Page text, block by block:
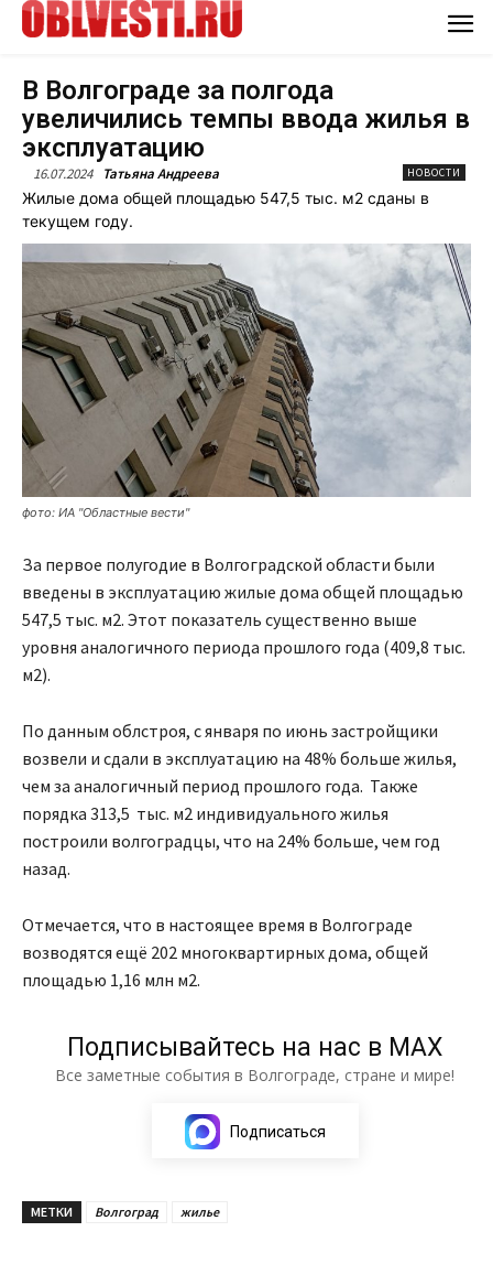
В Волгограде за полгода
увеличились темпы ввода жилья в
эксплуатацию
16.07.2024 Татьяна Андреева НОВОСТИ
Жилые дома общей площадью 547,5 тыс. м2 сданы в
текущем году.
фото: ИА "Областные вести"
За первое полугодие в Волгоградской области были
введены в эксплуатацию жилые дома общей площадью
547,5 тыс. м2. Этот показатель существенно выше
уровня аналогичного периода прошлого года (409,8 тыс.
м2).
По данным облстроя, с января по июнь застройщики
возвели и сдали в эксплуатацию на 48% больше жилья,
чем за аналогичный период прошлого года. Также
порядка 313,5 тыс. м2 индивидуального жилья
построили волгоградцы, что на 24% больше, чем год
назад.
Отмечается, что в настоящее время в Волгограде
возводятся ещё 202 многоквартирных дома, общей
площадью 1,16 млн м2.
Подписывайтесь на нас в МАХ
Все заметные события в Волгограде, стране и мире!
Подписаться
МЕТКИ Волгоград жилье